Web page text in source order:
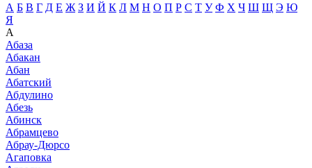
А Б В Г Д Е Ж З И Й К Л М Н О П Р С Т У Ф Х Ч Ш Щ Э Ю
Я
А
Абаза
Абакан
Абан
Абатский
Абдулино
Абезь
Абинск
Абрамцево
Абрау-Дюрсо
Агаповка